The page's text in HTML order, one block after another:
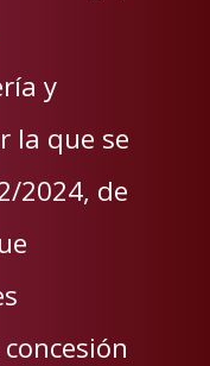
y
la que se
2024, de